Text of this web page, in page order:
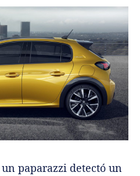
paparazzi detectó un